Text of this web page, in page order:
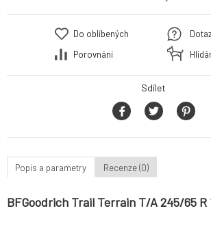
Do oblíbených
Porovnání
Sdílet
Popis a parametry Recenze (0)
BFGoodrich Trail Terrain T/A 245/65 R